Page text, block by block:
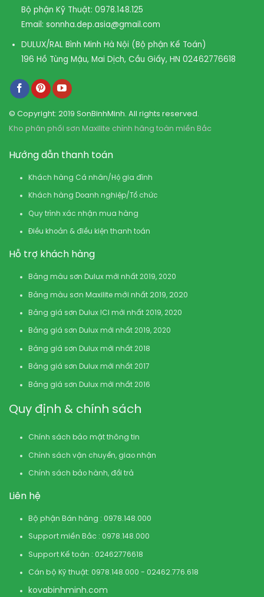
Bộ phận Kỹ Thuật: 0978.148.125
Email: sonnha.dep.asia@gmail.com
DULUX/RAL Bình Minh Hà Nội (Bộ phận Kế Toán)
196 Hồ Tùng Mậu, Mai Dịch, Cầu Giấy, HN 02462776618
© Copyright: 2019 SonBinhMinh. All rights reserved.
Kho phân phối sơn Maxilite chính hãng toàn miền Bắc
Hướng dẫn thanh toán
Khách hàng Cá nhân/Hộ gia đình
Khách hàng Doanh nghiệp/Tổ chức
Quy trình xác nhận mua hàng
Điều khoản & điều kiện thanh toán
Hỗ trợ khách hàng
Bảng màu sơn Dulux mới nhất 2019, 2020
Bảng màu sơn Maxilite mới nhất 2019, 2020
Bảng giá sơn Dulux ICI mới nhất 2019, 2020
Bảng giá sơn Dulux mới nhất 2019, 2020
Bảng giá sơn Dulux mới nhất 2018
Bảng giá sơn Dulux mới nhất 2017
Bảng giá sơn Dulux mới nhất 2016
Quy định & chính sách
Chính sách bảo mật thông tin
Chính sách vận chuyển, giao nhận
Chính sách bảo hành, đổi trả
Liên hệ
Bộ phận Bán hàng : 0978.148.000
Support miền Bắc : 0978.148.000
Support Kế toán : 02462776618
Cán bộ Kỹ thuật: 0978.148.000 - 02462.776.618
kovabinhminh.com